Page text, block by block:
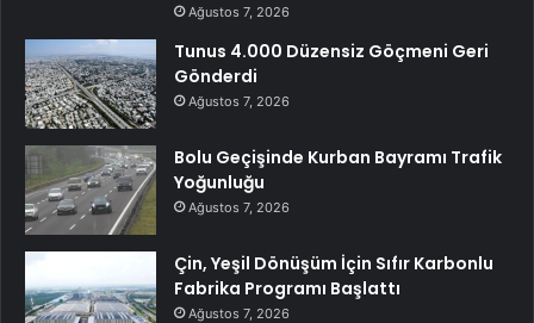
Ağustos 7, 2026
Tunus 4.000 Düzensiz Göçmeni Geri
Gönderdi
Ağustos 7, 2026
Bolu Geçişinde Kurban Bayramı Trafik
Yoğunluğu
Ağustos 7, 2026
Çin, Yeşil Dönüşüm İçin Sıfır Karbonlu
Fabrika Programı Başlattı
Ağustos 7, 2026